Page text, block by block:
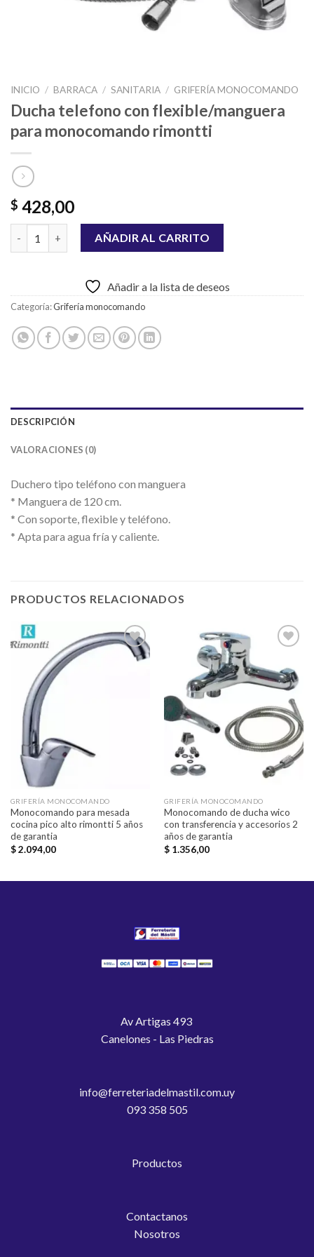
INICIO / BARRACA / SANITARIA / GRIFERÍA MONOCOMANDO
Ducha telefono con flexible/manguera
para monocomando rimontti
$ 428,00
Ducha telefono con flexible/manguera para monocomando
AÑADIR AL CARRITO
Añadir a la lista de deseos
Categoría:Grifería monocomando
DESCRIPCIÓN
VALORACIONES (0)
Duchero tipo teléfono con manguera
* Manguera de 120 cm.
* Con soporte, flexible y teléfono.
* Apta para agua fría y caliente.
PRODUCTOS RELACIONADOS
GRIFERÍA MONOCOMANDO
Monocomando para mesada
cocina pico alto rimontti 5 años
de garantia
$2.094,00
Añadir
a la
lista de
deseos
GRIFERÍA MONOCOMANDO
Monocomando de ducha wico
con transferencia y accesorios 2
años de garantia
$1.356,00
Av Artigas 493
Canelones - Las Piedras
info@ferreteriadelmastil.com.uy
093 358 505
Productos
Contactanos
Nosotros